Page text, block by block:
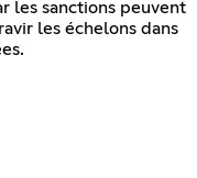
les sanctions peuvent
les échelons dans